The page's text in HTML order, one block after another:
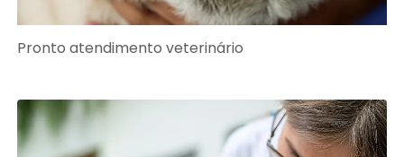
Pronto atendimento veterinário